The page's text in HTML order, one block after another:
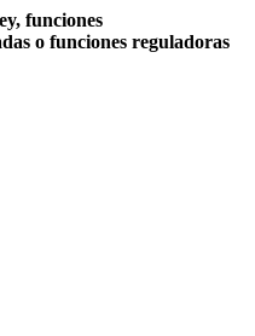
funciones
o funciones reguladoras